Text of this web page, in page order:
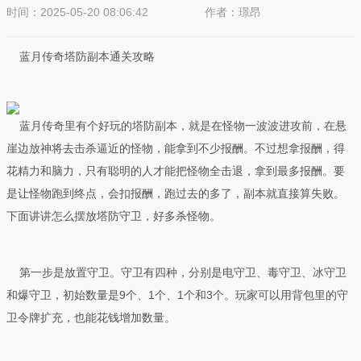
时间：2025-05-20 08:06:42 作者：璟昂
蓝月传奇塔防副本通关攻略
蓝月传奇里有个好玩的塔防副本，就是在怪物一波波进攻前，在悬
崖边放神将去击杀逼近的怪物，能拿到不少报酬。不过想拿报酬，得
花精力和脑力，只有聪明的人才能把怪物全击退，拿到最多报酬。要
是让怪物跑到终点，会扣报酬，跑过去的多了，副本就直接算失败。
下面讲讲怎么摆放塔防守卫，好多杀怪物。
第一步是放置守卫。守卫有四种，分别是电守卫、毒守卫、冰守卫
和爆守卫，初始数量是9个、1个、1个和3个。玩家可以用背包里的守
卫令牌扩充，也能花钱增加数量。